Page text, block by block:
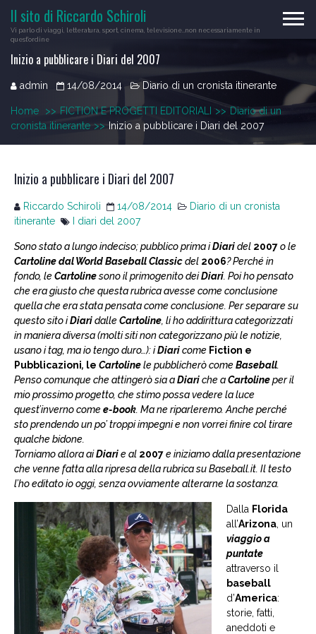
content
Il sito di Riccardo Schiroli
Vi parlo di viaggi, letteratura, sport, cinema, televisione…non necessariamente in
quest'ordine
Inizio a pubblicare i Diari del 2007
admin 14/08/2014 Diario di un cronista itinerante
Home >> FICTION E PROGETTI EDITORIALI >> Diario di un
cronista itinerante >> Inizio a pubblicare i Diari del 2007
Inizio a pubblicare i Diari del 2007
Riccardo Schiroli 14/08/2014
Diario di un cronista
itinerante
I diari del 2007
Sono stato a lungo indeciso; pubblico prima iDiaridel 2007o le
Cartoline dal World Baseball Classicdel 2006? Perché in
fondo, leCartolinesono il primogenito deiDiari. Poi ho pensato
che era giusto che questa rubrica avesse come conclusione
quella che era stata pensata come conclusione. Per separare su
questo sito iDiaridalleCartoline, li ho addirittura categorizzati
in maniera diversa (molti siti non categorizzano più le notizie,
usano i tag, ma io tengo duro…): iDiaricome Fiction e
Pubblicazioni, le Cartolinele pubblicherò comeBaseball.
Penso comunque che attingerò sia aDiariche aCartolineper il
mio prossimo progetto, che stimo possa vedere la luce
quest’inverno comee-book. Ma ne riparleremo. Anche perché
sto prendendo un po’ troppi impegni e non vorrei finire col tirare
qualche bidone.
Torniamo allora aiDiarie al 2007e iniziamo dalla presentazione
che venne fatta alla ripresa della rubrica su Baseball.it. Il testo
l’ho editato io oggi, senza ovviamente alterarne la sostanza.
Dalla Florida
all’Arizona , un
viaggio a
puntate
attraverso il
baseball
d’America:
storie, fatti,
aneddoti e